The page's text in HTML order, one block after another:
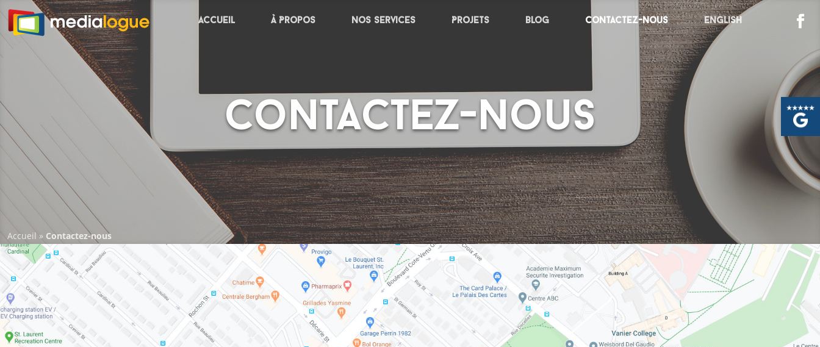
Accueil À Propos Nos services Projets Blog Contactez-nous English
Contactez-nous
Accueil » Contactez-nous